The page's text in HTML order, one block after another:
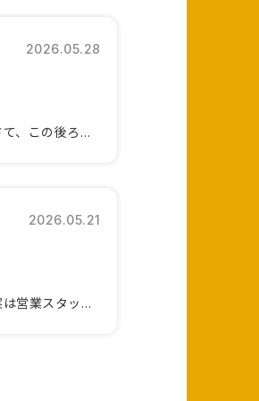
2026.05.28
こんにちは浜野店 貸熊です❣さて、この後ろ姿は誰でしょう？分かった...
2026.05.21
こんにちは浜野店 貸熊です❣実は営業スタッフもNEWメンバー加入し...